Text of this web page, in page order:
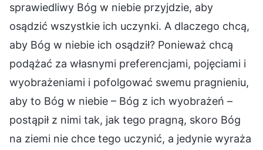
sprawiedliwy Bóg w niebie przyjdzie, aby
osądzić wszystkie ich uczynki. A dlaczego chcą,
aby Bóg w niebie ich osądził? Ponieważ chcą
podążać za własnymi preferencjami, pojęciami i
wyobrażeniami i pofolgować swemu pragnieniu,
aby to Bóg w niebie – Bóg z ich wyobrażeń –
postąpił z nimi tak, jak tego pragną, skoro Bóg
na ziemi nie chce tego uczynić, a jedynie wyraża